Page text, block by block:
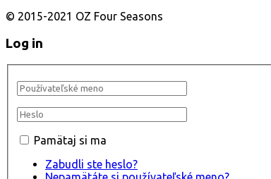
© 2015-2021 OZ Four Seasons
Log in
Pamätaj si ma
Zabudli ste heslo?